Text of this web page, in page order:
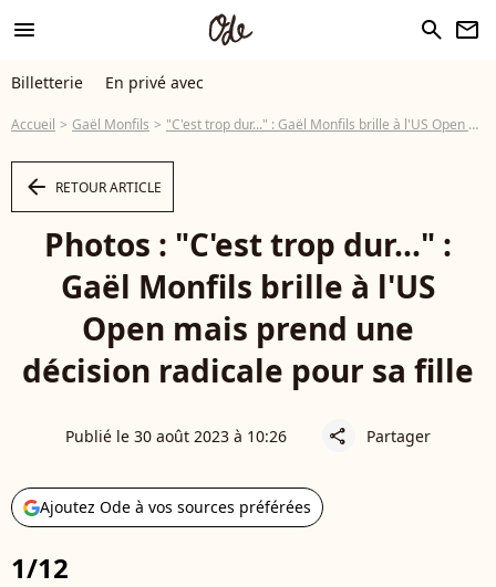
menu search newsletter
Billetterie En privé avec
Accueil Gaël Monfils "C'est trop dur..." : Gaël Monfils brille à l'US Open mais prend une décision radicale pour sa fille
arrow_left RETOUR ARTICLE
Photos : "C'est trop dur..." :
Gaël Monfils brille à l'US
Open mais prend une
décision radicale pour sa fille
Publié le 30 août 2023 à 10:26 share Partager
Ajoutez Ode à vos sources préférées
1/12